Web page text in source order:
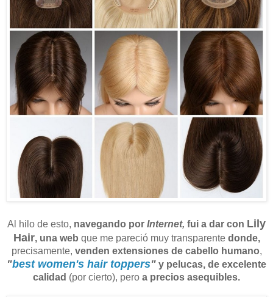
Al hilo de esto, navegando por Internet, fui a dar con Lily
Hair, una web que me pareció muy transparente donde,
precisamente, venden extensiones de cabello humano,
"best women's hair toppers" y pelucas, de excelente
calidad (por cierto), pero a precios asequibles.